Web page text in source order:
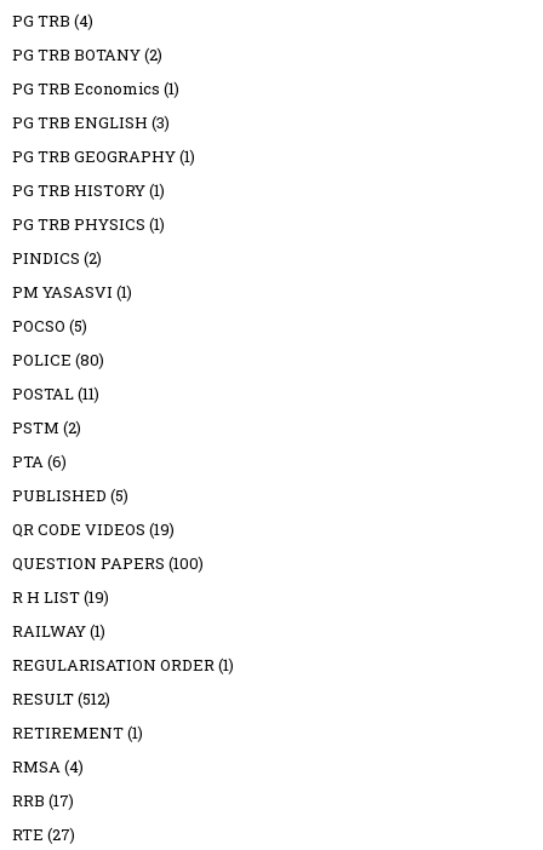
PG TRB (4)
PG TRB BOTANY(2)
PG TRB Economics (1)
PG TRB ENGLISH (3)
PG TRB GEOGRAPHY(1)
PG TRB HISTORY(1)
PG TRB PHYSICS (1)
PINDICS (2)
PM YASASVI (1)
POCSO (5)
POLICE (80)
POSTAL(11)
PSTM (2)
PTA(6)
PUBLISHED (5)
QR CODE VIDEOS (19)
QUESTION PAPERS (100)
R H LIST(19)
RAILWAY(1)
REGULARISATION ORDER(1)
RESULT(512)
RETIREMENT(1)
RMSA(4)
RRB (17)
RTE (27)